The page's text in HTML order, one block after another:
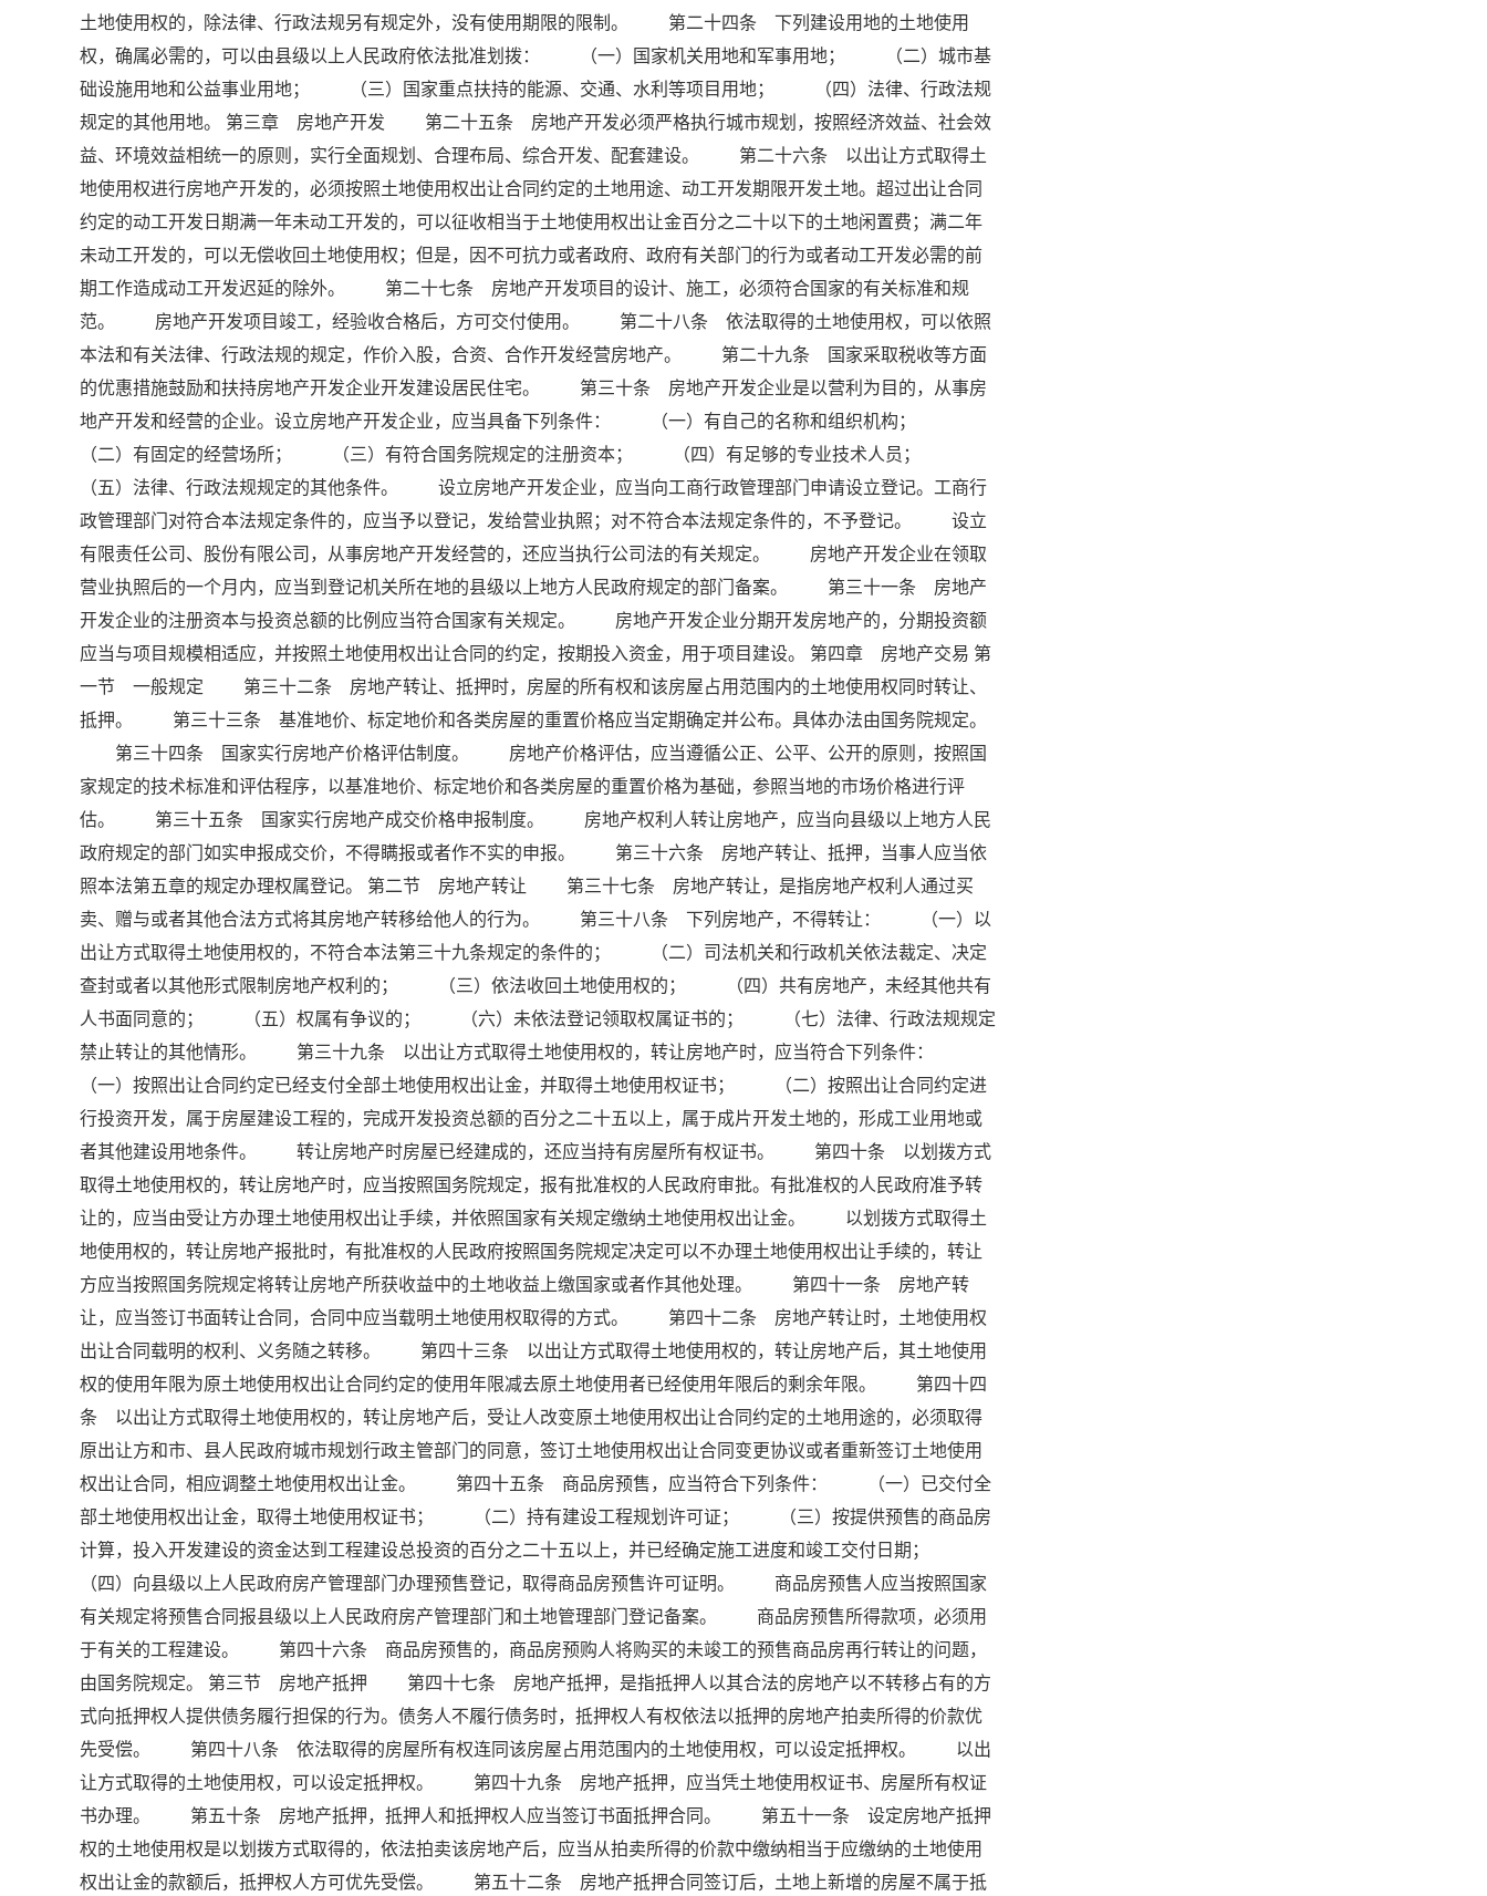
土地使用权的，除法律、行政法规另有规定外，没有使用期限的限制。 第二十四条 下列建设用地的土地使用
权，确属必需的，可以由县级以上人民政府依法批准划拨： （一）国家机关用地和军事用地； （二）城市基
础设施用地和公益事业用地； （三）国家重点扶持的能源、交通、水利等项目用地； （四）法律、行政法规
规定的其他用地。 第三章 房地产开发 第二十五条 房地产开发必须严格执行城市规划，按照经济效益、社会效
益、环境效益相统一的原则，实行全面规划、合理布局、综合开发、配套建设。 第二十六条 以出让方式取得土
地使用权进行房地产开发的，必须按照土地使用权出让合同约定的土地用途、动工开发期限开发土地。超过出让合同
约定的动工开发日期满一年未动工开发的，可以征收相当于土地使用权出让金百分之二十以下的土地闲置费；满二年
未动工开发的，可以无偿收回土地使用权；但是，因不可抗力或者政府、政府有关部门的行为或者动工开发必需的前
期工作造成动工开发迟延的除外。 第二十七条 房地产开发项目的设计、施工，必须符合国家的有关标准和规
范。 房地产开发项目竣工，经验收合格后，方可交付使用。 第二十八条 依法取得的土地使用权，可以依照
本法和有关法律、行政法规的规定，作价入股，合资、合作开发经营房地产。 第二十九条 国家采取税收等方面
的优惠措施鼓励和扶持房地产开发企业开发建设居民住宅。 第三十条 房地产开发企业是以营利为目的，从事房
地产开发和经营的企业。设立房地产开发企业，应当具备下列条件： （一）有自己的名称和组织机构；
（二）有固定的经营场所； （三）有符合国务院规定的注册资本； （四）有足够的专业技术人员；
（五）法律、行政法规规定的其他条件。 设立房地产开发企业，应当向工商行政管理部门申请设立登记。工商行
政管理部门对符合本法规定条件的，应当予以登记，发给营业执照；对不符合本法规定条件的，不予登记。 设立
有限责任公司、股份有限公司，从事房地产开发经营的，还应当执行公司法的有关规定。 房地产开发企业在领取
营业执照后的一个月内，应当到登记机关所在地的县级以上地方人民政府规定的部门备案。 第三十一条 房地产
开发企业的注册资本与投资总额的比例应当符合国家有关规定。 房地产开发企业分期开发房地产的，分期投资额
应当与项目规模相适应，并按照土地使用权出让合同的约定，按期投入资金，用于项目建设。 第四章 房地产交易 第
一节 一般规定 第三十二条 房地产转让、抵押时，房屋的所有权和该房屋占用范围内的土地使用权同时转让、
抵押。 第三十三条 基准地价、标定地价和各类房屋的重置价格应当定期确定并公布。具体办法由国务院规定。
第三十四条 国家实行房地产价格评估制度。 房地产价格评估，应当遵循公正、公平、公开的原则，按照国
家规定的技术标准和评估程序，以基准地价、标定地价和各类房屋的重置价格为基础，参照当地的市场价格进行评
估。 第三十五条 国家实行房地产成交价格申报制度。 房地产权利人转让房地产，应当向县级以上地方人民
政府规定的部门如实申报成交价，不得瞒报或者作不实的申报。 第三十六条 房地产转让、抵押，当事人应当依
照本法第五章的规定办理权属登记。 第二节 房地产转让 第三十七条 房地产转让，是指房地产权利人通过买
卖、赠与或者其他合法方式将其房地产转移给他人的行为。 第三十八条 下列房地产，不得转让： （一）以
出让方式取得土地使用权的，不符合本法第三十九条规定的条件的； （二）司法机关和行政机关依法裁定、决定
查封或者以其他形式限制房地产权利的； （三）依法收回土地使用权的； （四）共有房地产，未经其他共有
人书面同意的； （五）权属有争议的； （六）未依法登记领取权属证书的； （七）法律、行政法规规定
禁止转让的其他情形。 第三十九条 以出让方式取得土地使用权的，转让房地产时，应当符合下列条件：
（一）按照出让合同约定已经支付全部土地使用权出让金，并取得土地使用权证书； （二）按照出让合同约定进
行投资开发，属于房屋建设工程的，完成开发投资总额的百分之二十五以上，属于成片开发土地的，形成工业用地或
者其他建设用地条件。 转让房地产时房屋已经建成的，还应当持有房屋所有权证书。 第四十条 以划拨方式
取得土地使用权的，转让房地产时，应当按照国务院规定，报有批准权的人民政府审批。有批准权的人民政府准予转
让的，应当由受让方办理土地使用权出让手续，并依照国家有关规定缴纳土地使用权出让金。 以划拨方式取得土
地使用权的，转让房地产报批时，有批准权的人民政府按照国务院规定决定可以不办理土地使用权出让手续的，转让
方应当按照国务院规定将转让房地产所获收益中的土地收益上缴国家或者作其他处理。 第四十一条 房地产转
让，应当签订书面转让合同，合同中应当载明土地使用权取得的方式。 第四十二条 房地产转让时，土地使用权
出让合同载明的权利、义务随之转移。 第四十三条 以出让方式取得土地使用权的，转让房地产后，其土地使用
权的使用年限为原土地使用权出让合同约定的使用年限减去原土地使用者已经使用年限后的剩余年限。 第四十四
条 以出让方式取得土地使用权的，转让房地产后，受让人改变原土地使用权出让合同约定的土地用途的，必须取得
原出让方和市、县人民政府城市规划行政主管部门的同意，签订土地使用权出让合同变更协议或者重新签订土地使用
权出让合同，相应调整土地使用权出让金。 第四十五条 商品房预售，应当符合下列条件： （一）已交付全
部土地使用权出让金，取得土地使用权证书； （二）持有建设工程规划许可证； （三）按提供预售的商品房
计算，投入开发建设的资金达到工程建设总投资的百分之二十五以上，并已经确定施工进度和竣工交付日期；
（四）向县级以上人民政府房产管理部门办理预售登记，取得商品房预售许可证明。 商品房预售人应当按照国家
有关规定将预售合同报县级以上人民政府房产管理部门和土地管理部门登记备案。 商品房预售所得款项，必须用
于有关的工程建设。 第四十六条 商品房预售的，商品房预购人将购买的未竣工的预售商品房再行转让的问题，
由国务院规定。 第三节 房地产抵押 第四十七条 房地产抵押，是指抵押人以其合法的房地产以不转移占有的方
式向抵押权人提供债务履行担保的行为。债务人不履行债务时，抵押权人有权依法以抵押的房地产拍卖所得的价款优
先受偿。 第四十八条 依法取得的房屋所有权连同该房屋占用范围内的土地使用权，可以设定抵押权。 以出
让方式取得的土地使用权，可以设定抵押权。 第四十九条 房地产抵押，应当凭土地使用权证书、房屋所有权证
书办理。 第五十条 房地产抵押，抵押人和抵押权人应当签订书面抵押合同。 第五十一条 设定房地产抵押
权的土地使用权是以划拨方式取得的，依法拍卖该房地产后，应当从拍卖所得的价款中缴纳相当于应缴纳的土地使用
权出让金的款额后，抵押权人方可优先受偿。 第五十二条 房地产抵押合同签订后，土地上新增的房屋不属于抵